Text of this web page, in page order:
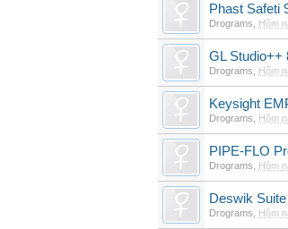
Phast Safeti
Drograms Hôm
GL Studio++
Drograms Hôm
Keysight
Drograms Hôm
PIPE-FLO
Drograms Hôm
Deswik
Drograms Hôm